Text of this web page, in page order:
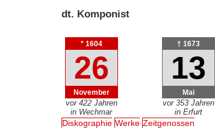
dt. Komponist
* 1604
26
November
vor 422 Jahren
in Wechmar
† 1673
13
Mai
vor 353 Jahren
in Erfurt
Diskographie Werke Zeitgenossen